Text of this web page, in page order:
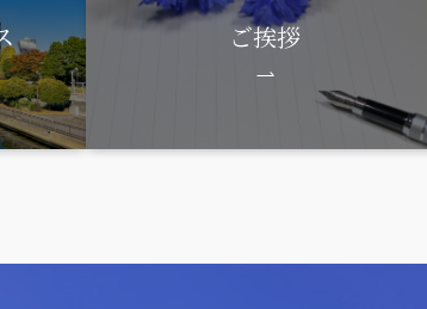
ご挨拶